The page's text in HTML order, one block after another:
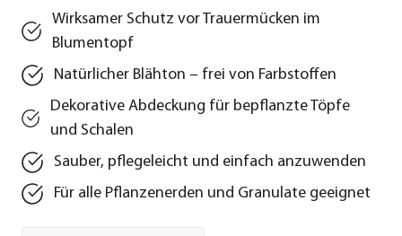
Wirksamer Schutz vor Trauermücken im
Blumentopf
Natürlicher Blähton – frei von Farbstoffen
Dekorative Abdeckung für bepflanzte Töpfe
und Schalen
Sauber, pflegeleicht und einfach anzuwenden
Für alle Pflanzenerden und Granulate geeignet